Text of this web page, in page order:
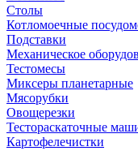
Столы
Котломоечные
Подставки
Механическое
Тестомесы
Миксеры планетарные
Мясорубки
Овощерезки
Тестораскаточные
Картофелечистки